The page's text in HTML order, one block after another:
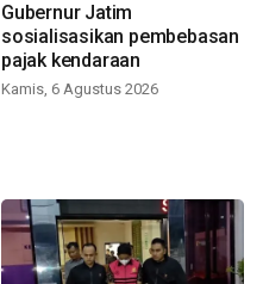
Gubernur Jatim
sosialisasikan pembebasan
pajak kendaraan
Kamis, 6 Agustus 2026